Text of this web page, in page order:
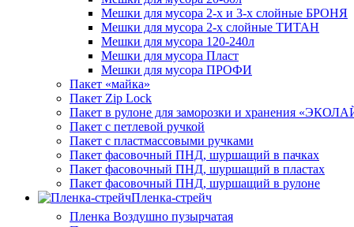
Мешки для мусора 2-х и 3-х слойные БРОНЯ
Мешки для мусора 2-х слойные ТИТАН
Мешки для мусора 120-240л
Мешки для мусора Пласт
Мешки для мусора ПРОФИ
Пакет «майка»
Пакет Zip Lock
Пакет в рулоне для заморозки и хранения
Пакет с петлевой ручкой
Пакет с пластмассовыми ручками
Пакет фасовочный ПНД, шуршащий в пачках
Пакет фасовочный ПНД, шуршащий в пластах
Пакет фасовочный ПНД, шуршащий в рулоне
Пленка-стрейч
Пленка Воздушно пузырчатая